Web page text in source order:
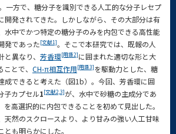
一方で、糖分子を識別できる人工的な分子レセプ
開発されてきた。しかしながら、その大部分は有
水中でかつ特定の糖分子のみを内包できる高性能
発であった[文献1]。そこで本研究では、既報の人
異なり、 芳香環[用語2]に囲まれた適切な形と大
とで、 CH-π相互作用[用語3]を駆動力とした、糖
成できると考えた（図1b）。今回、芳香環に囲
子カプセル1[文献2, 3]が、水中で砂糖の主成分であ
を高選択的に内包できることを初めて見出した。
天然のスクロースより、より甘みの強い人工甘味
も明らかにした。